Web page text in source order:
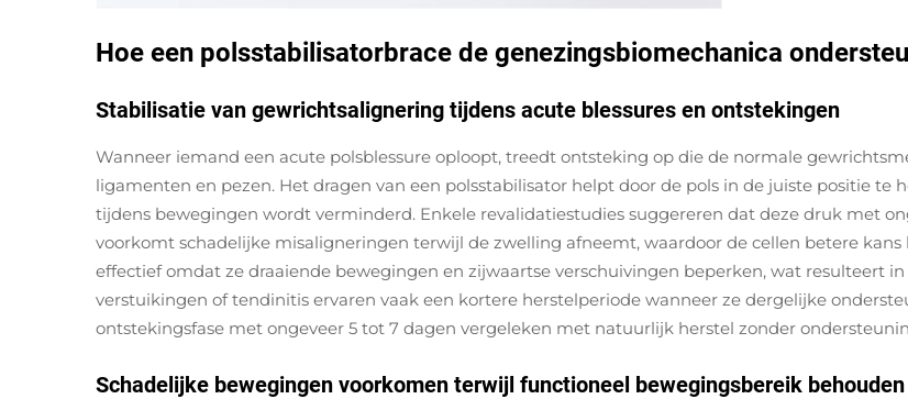
Hoe een polsstabilisatorbrace de genezingsbiomechanica
Stabilisatie van gewrichtsalignering tijdens acute blessures en ontstekingen
Wanneer iemand een acute polsblessure oploopt, treedt ontsteking op die de normale
ligamenten en pezen. Het dragen van een polsstabilisator helpt door de pols in de juiste positie te
tijdens bewegingen wordt verminderd. Enkele revalidatiestudies suggereren dat deze druk met
voorkomt schadelijke misaligneringen terwijl de zwelling afneemt, waardoor de cellen betere
effectief omdat ze draaiende bewegingen en zijwaartse verschuivingen beperken, wat resulteert
verstuikingen of tendinitis ervaren vaak een kortere herstelperiode wanneer ze dergelijke
ontstekingsfase met ongeveer 5 tot 7 dagen vergeleken met natuurlijk herstel zonder
Schadelijke bewegingen voorkomen terwijl functioneel bewegingsbereik